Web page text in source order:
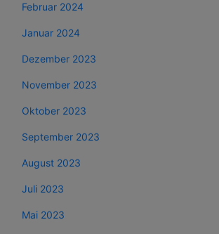
Februar 2024
Januar 2024
Dezember 2023
November 2023
Oktober 2023
September 2023
August 2023
Juli 2023
Mai 2023